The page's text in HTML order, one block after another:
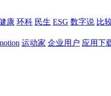
康 环科 民生 ESG 数字说 比
运动家 企业用户 应用下